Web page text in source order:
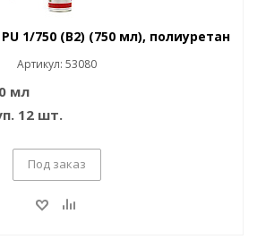
1/750 (B2) (750 мл), полиуретан
Артикул: 53080
мл
12 шт.
Под заказ